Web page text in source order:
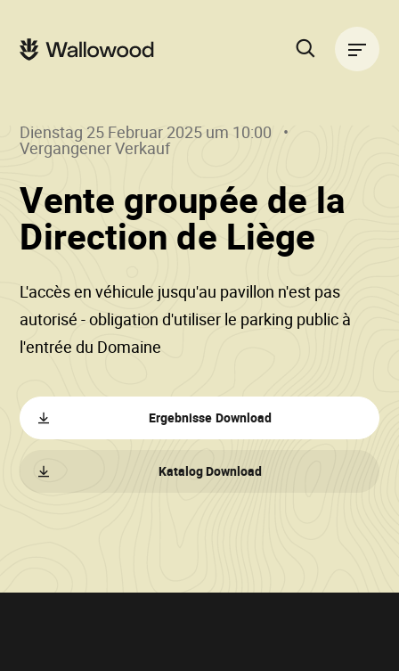
springen
springen
Vente groupée de la
Direction de Liège
Dienstag 25 Februar 2025 um 10:00
Vergangener Verkauf
L'accès en véhicule jusqu'au pavillon n'est pas
autorisé - obligation d'utiliser le parking public à
l'entrée du Domaine
Ergebnisse Download
Katalog Download
Verkaufsinformationen